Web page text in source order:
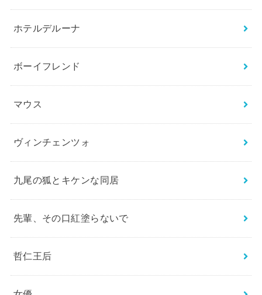
ホテルデルーナ
ボーイフレンド
マウス
ヴィンチェンツォ
九尾の狐とキケンな同居
先輩、その口紅塗らないで
哲仁王后